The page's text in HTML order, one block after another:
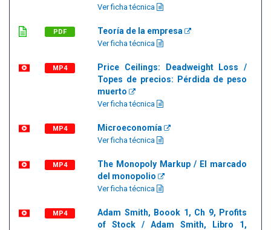
Ver ficha técnica
PDF Teoría de la empresa
Ver ficha técnica
MP4
Price Ceilings: Deadweight Loss /
Topes de precios: Pérdida de peso
muerto
Ver ficha técnica
MP4 Microeconomía
Ver ficha técnica
MP4
The Monopoly Markup / El marcado
del monopolio
Ver ficha técnica
MP4
Adam Smith, Boook 1, Ch 9, Profits
of Stock / Adam Smith, Libro 1,